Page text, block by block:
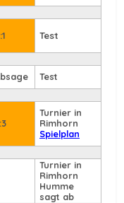
Test
Test
Turnier in
Rimhorn
Spielplan
Turnier in
Rimhorn
Humme
sagt ab